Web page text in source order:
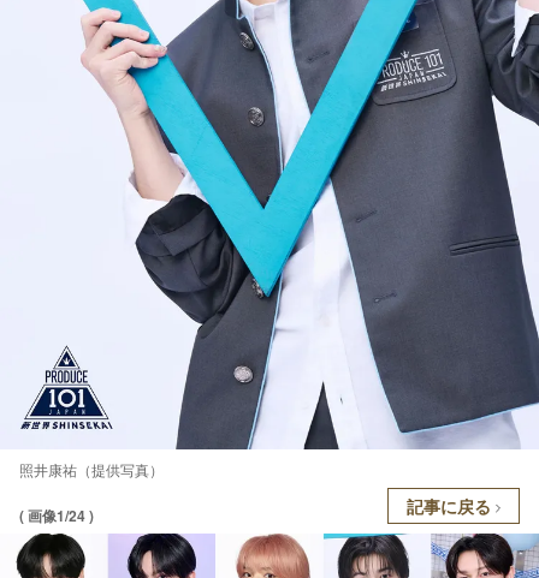
照井康祐（提供写真）
( 画像1/24 ) 記事に戻る